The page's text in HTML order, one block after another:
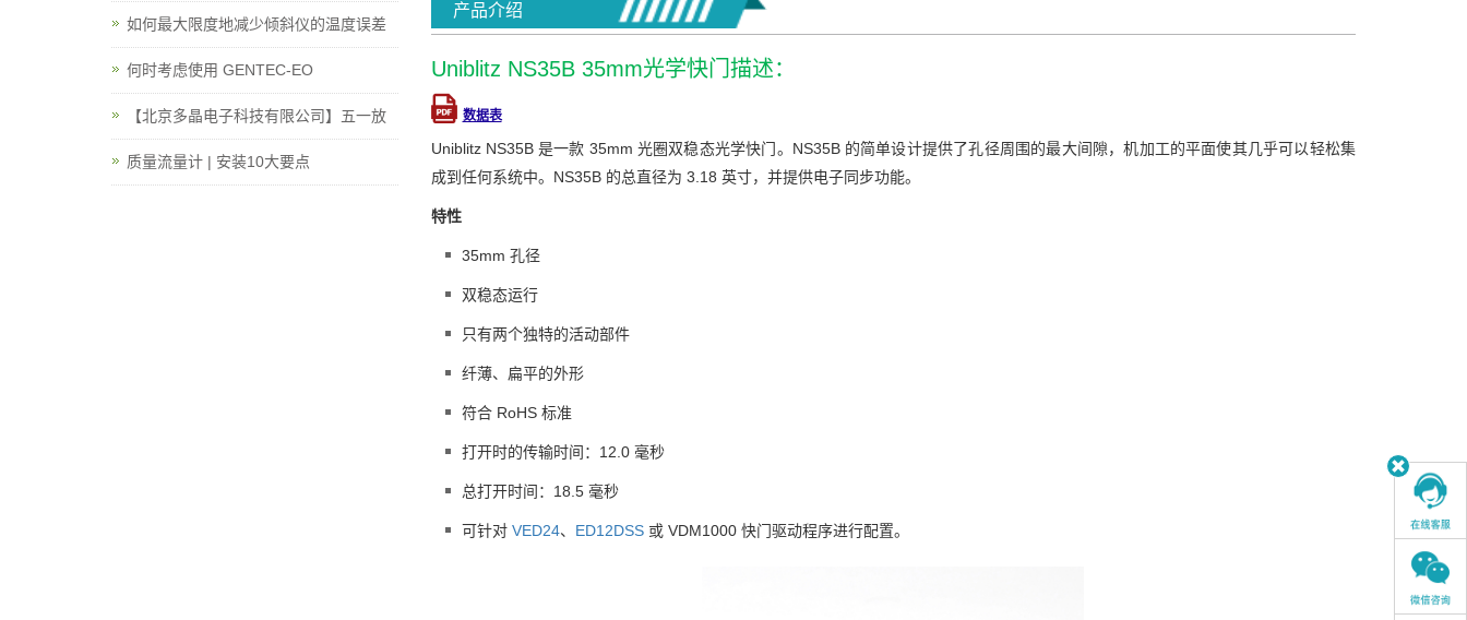
产品介绍
Uniblitz NS35B 35mm光学快门描述：
数据表
Uniblitz NS35B 是一款 35mm 光圈双稳态光学快门。NS35B 的简单设计提供了孔径周围的最大间隙，机加工的平面使其几乎可以轻松集
成到任何系统中。NS35B 的总直径为 3.18 英寸，并提供电子同步功能。
特性
35mm 孔径
双稳态运行
只有两个独特的活动部件
纤薄、扁平的外形
符合 RoHS 标准
打开时的传输时间：12.0 毫秒
总打开时间：18.5 毫秒
可针对 VED24、 ED12DSS或 VDM1000 快门驱动程序进行配置。
如何最大限度地减少倾斜仪的温度误差
何时考虑使用 GENTEC-EO
【北京多晶电子科技有限公司】五一放
质量流量计 | 安装10大要点